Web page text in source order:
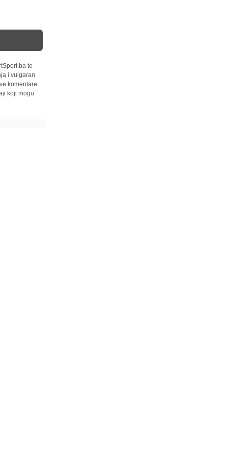
te
i vulgaran
komentare
koji mogu